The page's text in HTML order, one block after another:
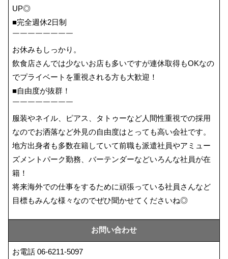
UP◎
■完全週休2日制
￣￣￣￣￣￣￣￣
お休みもしっかり。
飲食店さんでは少ないお店も多いですが連休取得もOKなの
でプライベートを重視される方も大歓迎！
■自由度が抜群！
￣￣￣￣￣￣￣￣
服装やネイル、ピアス、タトゥーなど人間性重視での採用
なのでお洒落など外見の自由度はとっても高い会社です。
地方出身者も多数在籍していて前職も派遣社員やアミュー
ズメントパーク勤務、バーテンダーなどいろんな社員が在
籍！
将来海外での仕事をするために頑張っている社員さんなど
目標もみんな様々なのでぜひ聞かせてくださいね◎
お問い合わせ
お電話06-6211-5097